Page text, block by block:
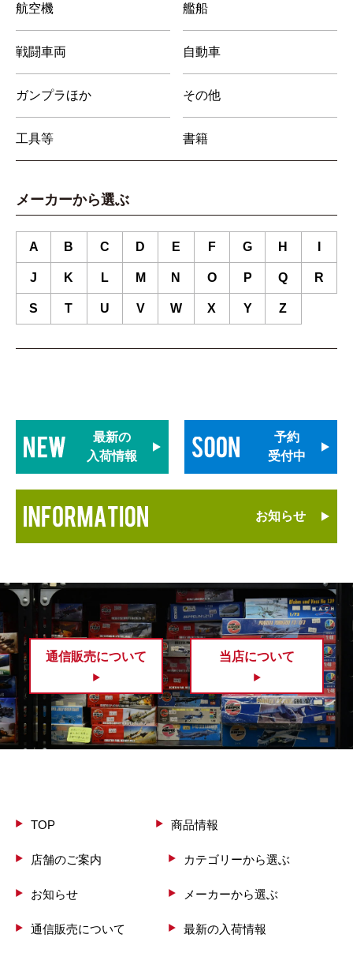
航空機 艦船
戦闘車両 自動車
ガンプラほか その他
工具等 書籍
メーカーから選ぶ
A B C D E F G H
J K L M N O P Q R
S T U V W X Y Z
最新の
入荷情報
予約
受付中
お知らせ
通信販売について 当店について
TOP
店舗のご案内
お知らせ
通信販売について
商品情報
カテゴリーから選ぶ
メーカーから選ぶ
最新の入荷情報